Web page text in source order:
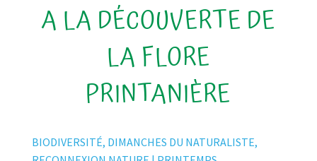
A LA DÉCOUVERTE DE
LA FLORE
PRINTANIÈRE
BIODIVERSITÉ, DIMANCHES DU NATURALISTE,